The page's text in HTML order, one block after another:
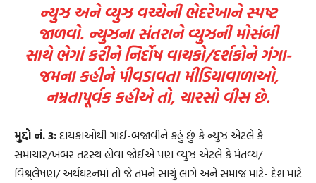
ન્યુઝ અને વ્યુઝ વચ્ચેની ભેદરેખાને સ્પષ્ટ
જાળવો. ન્યુઝના સંતરાને વ્યુઝની મોસંબી
સાથે ભેગાં કરીને નિર્દોષ વાચકો/દર્શકોને ગંગા-
જમના કહીને પીવડાવતા મીડિયાવાળાઓ,
નમ્રતાપૂર્વક કહીએ તો, ચારસો વીસ છે.
મુદ્દો નં. 3:દાયકાઓથી ગાઈ-બજાવીને કહું છું કે ન્યુઝ એટલે કે
સમાચાર/ખબર તટસ્થ હોવા જોઈએ પણ વ્યુઝ એટલે કે મંતવ્ય/
વિશ્ર્લેષણ/ અર્થઘટનમાં તો જે તમને સાચું લાગે અને સમાજ માટે- દેશ માટે